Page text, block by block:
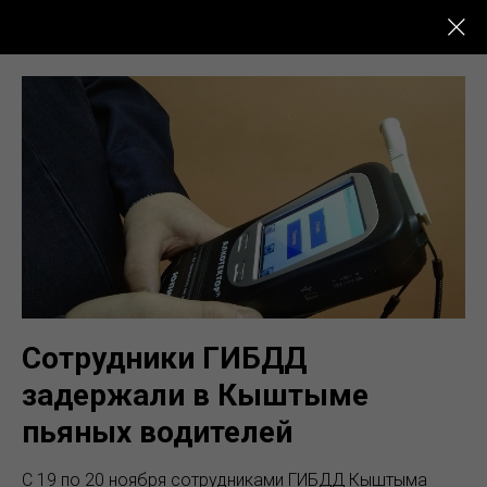
Сотрудники ГИБДД
задержали в Кыштыме
пьяных водителей
С 19 по 20 ноября сотрудниками ГИБДД Кыштыма